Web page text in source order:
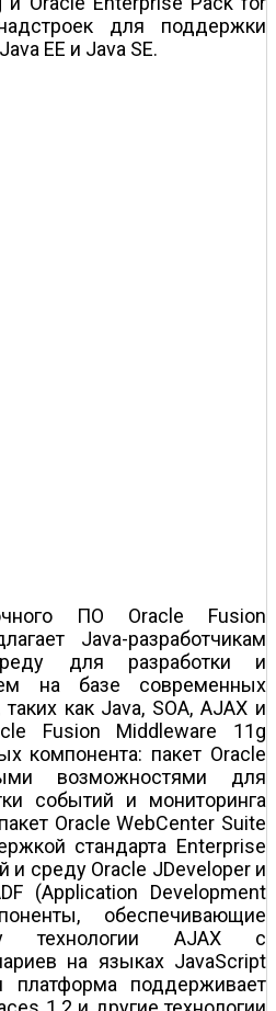
для поддержки
EE и Java SE.
ПО Oracle Fusion
Java-разработчикам
для разработки и
на базе современных
как Java, SOA, AJAX и
Fusion Middleware 11g
компонента: пакет Oracle
возможностями для
событий и мониторинга
Oracle WebCenter Suite
стандарта Enterprise
и среду Oracle JDeveloper и
(Application Development
обеспечивающие
технологии AJAX с
на языках JavaScript
поддерживает